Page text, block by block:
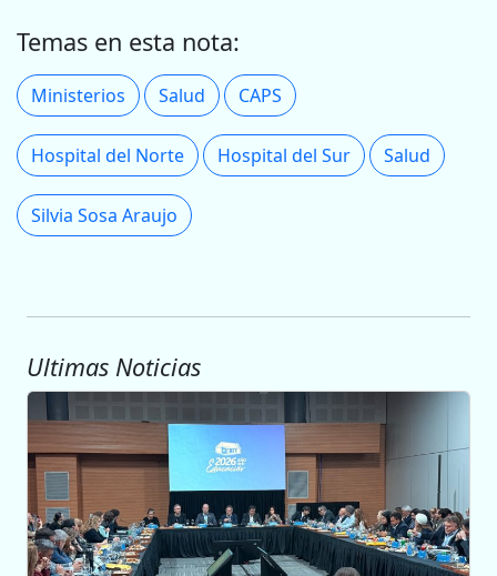
Temas en esta nota:
Ministerios Salud CAPS
Hospital del Norte Hospital del Sur Salud
Silvia Sosa Araujo
Ultimas Noticias